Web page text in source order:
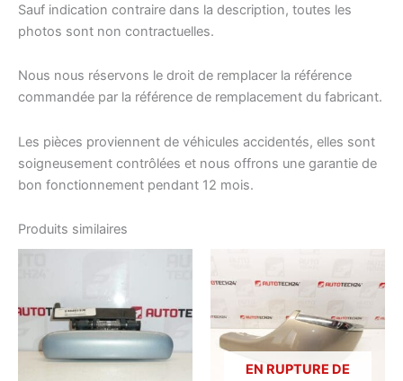
Sauf indication contraire dans la description, toutes les
photos sont non contractuelles.
Nous nous réservons le droit de remplacer la référence
commandée par la référence de remplacement du fabricant.
Les pièces proviennent de véhicules accidentés, elles sont
soigneusement contrôlées et nous offrons une garantie de
bon fonctionnement pendant 12 mois.
Produits similaires
EN RUPTURE DE